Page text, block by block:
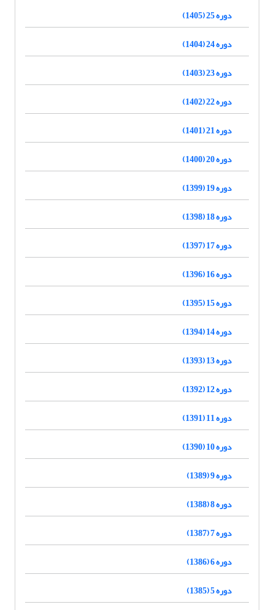
دوره 25 (1405)
دوره 24 (1404)
دوره 23 (1403)
دوره 22 (1402)
دوره 21 (1401)
دوره 20 (1400)
دوره 19 (1399)
دوره 18 (1398)
دوره 17 (1397)
دوره 16 (1396)
دوره 15 (1395)
دوره 14 (1394)
دوره 13 (1393)
دوره 12 (1392)
دوره 11 (1391)
دوره 10 (1390)
دوره 9 (1389)
دوره 8 (1388)
دوره 7 (1387)
دوره 6 (1386)
دوره 5 (1385)